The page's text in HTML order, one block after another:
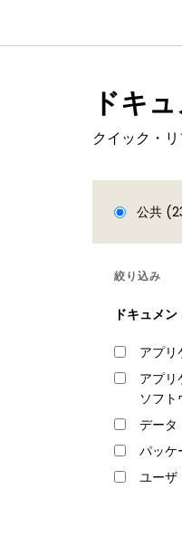
ドキ
クイック・
公共
絞り込み
ドキュメ
アプリ
アプリ
ソフト
データ
パッケ
ユーザ